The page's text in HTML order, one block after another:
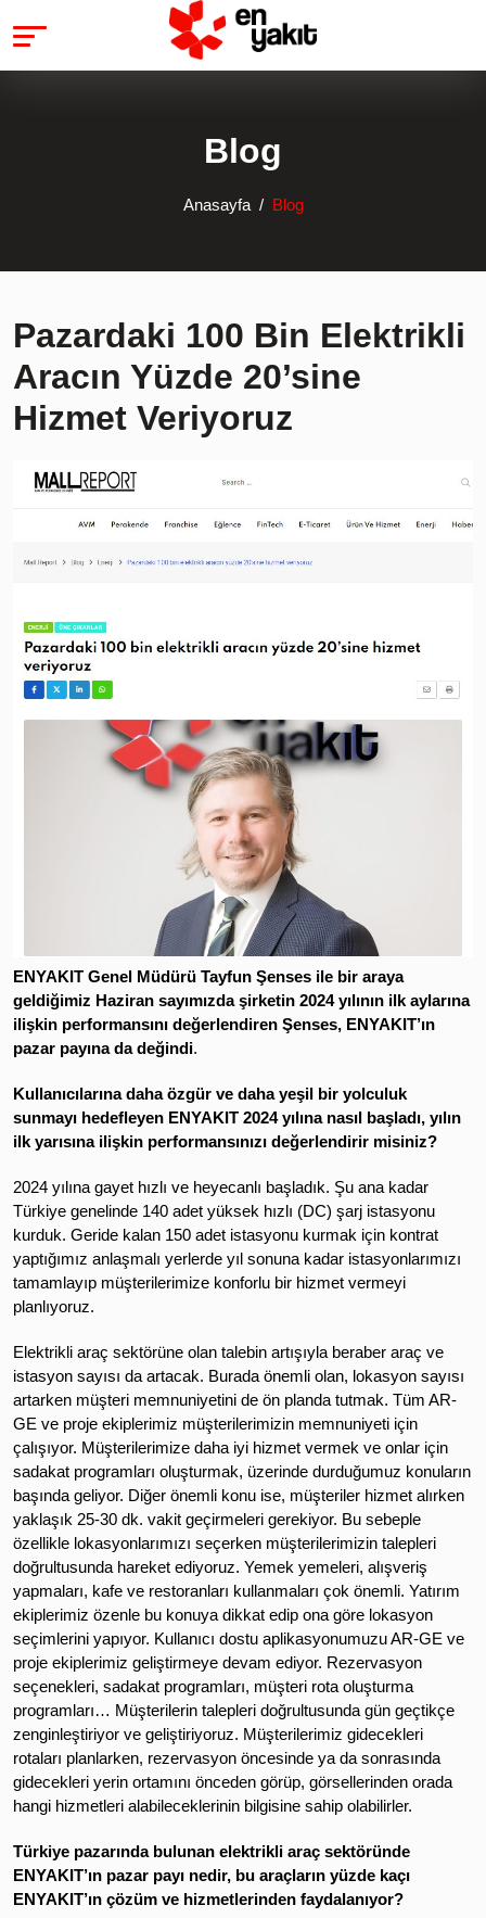
Blog
Anasayfa Blog
Pazardaki 100 Bin Elektrikli
Aracın Yüzde 20’sine
Hizmet Veriyoruz
ENYAKIT Genel Müdürü Tayfun Şenses ile bir araya
geldiğimiz Haziran sayımızda şirketin 2024 yılının ilk aylarına
ilişkin performansını değerlendiren Şenses, ENYAKIT’ın
pazar payına da değindi.
Kullanıcılarına daha özgür ve daha yeşil bir yolculuk
sunmayı hedefleyen ENYAKIT 2024 yılına nasıl başladı, yılın
ilk yarısına ilişkin performansınızı değerlendirir misiniz?
2024 yılına gayet hızlı ve heyecanlı başladık. Şu ana kadar
Türkiye genelinde 140 adet yüksek hızlı (DC) şarj istasyonu
kurduk. Geride kalan 150 adet istasyonu kurmak için kontrat
yaptığımız anlaşmalı yerlerde yıl sonuna kadar istasyonlarımızı
tamamlayıp müşterilerimize konforlu bir hizmet vermeyi
planlıyoruz.
Elektrikli araç sektörüne olan talebin artışıyla beraber araç ve
istasyon sayısı da artacak. Burada önemli olan, lokasyon sayısı
artarken müşteri memnuniyetini de ön planda tutmak. Tüm AR-
GE ve proje ekiplerimiz müşterilerimizin memnuniyeti için
çalışıyor. Müşterilerimize daha iyi hizmet vermek ve onlar için
sadakat programları oluşturmak, üzerinde durduğumuz konuların
başında geliyor. Diğer önemli konu ise, müşteriler hizmet alırken
yaklaşık 25-30 dk. vakit geçirmeleri gerekiyor. Bu sebeple
özellikle lokasyonlarımızı seçerken müşterilerimizin talepleri
doğrultusunda hareket ediyoruz. Yemek yemeleri, alışveriş
yapmaları, kafe ve restoranları kullanmaları çok önemli. Yatırım
ekiplerimiz özenle bu konuya dikkat edip ona göre lokasyon
seçimlerini yapıyor. Kullanıcı dostu aplikasyonumuzu AR-GE ve
proje ekiplerimiz geliştirmeye devam ediyor. Rezervasyon
seçenekleri, sadakat programları, müşteri rota oluşturma
programları… Müşterilerin talepleri doğrultusunda gün geçtikçe
zenginleştiriyor ve geliştiriyoruz. Müşterilerimiz gidecekleri
rotaları planlarken, rezervasyon öncesinde ya da sonrasında
gidecekleri yerin ortamını önceden görüp, görsellerinden orada
hangi hizmetleri alabileceklerinin bilgisine sahip olabilirler.
Türkiye pazarında bulunan elektrikli araç sektöründe
ENYAKIT’ın pazar payı nedir, bu araçların yüzde kaçı
ENYAKIT’ın çözüm ve hizmetlerinden faydalanıyor?